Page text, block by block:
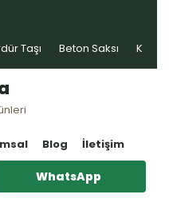
Taşı Beton Saksı Kablo
Blog İletişim
WhatsApp